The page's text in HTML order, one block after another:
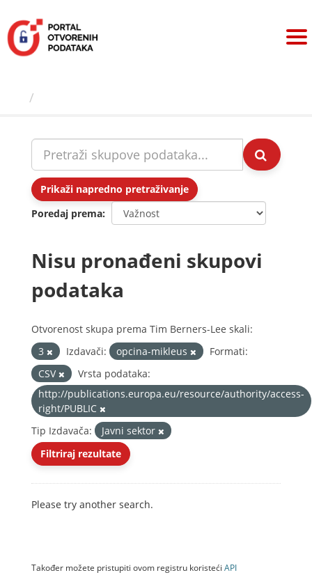
sadržaj
Prikaži napredno pretraživanje
Poredaj prema
Nisu pronađeni skupovi
podataka
Otvorenost skupa prema Tim Berners-Lee skali:
3
Izdavači: opcina-mikleus
Formati:
CSV
Vrsta podataka:
http://publications.europa.eu/resource/authority/access-
right/PUBLIC
Tip Izdavača:
Javni sektor
Filtriraj rezultate
Please try another search.
Također možete pristupiti ovom registru koristeći API